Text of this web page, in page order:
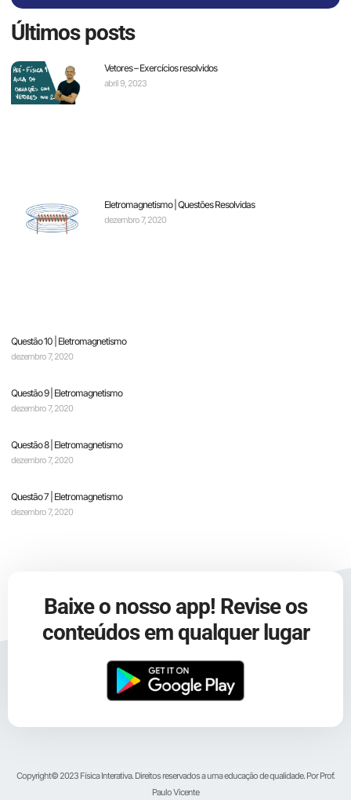
Últimos posts
Vetores – Exercícios resolvidos
abril 9, 2023
Eletromagnetismo | Questões Resolvidas
dezembro 7, 2020
Questão 10 | Eletromagnetismo
dezembro 7, 2020
Questão 9 | Eletromagnetismo
dezembro 7, 2020
Questão 8 | Eletromagnetismo
dezembro 7, 2020
Questão 7 | Eletromagnetismo
dezembro 7, 2020
Baixe o nosso app! Revise os
conteúdos em qualquer lugar
Copyright© 2023 Física Interativa. Direitos reservados a uma educação de qualidade. Por Prof.
Paulo Vicente